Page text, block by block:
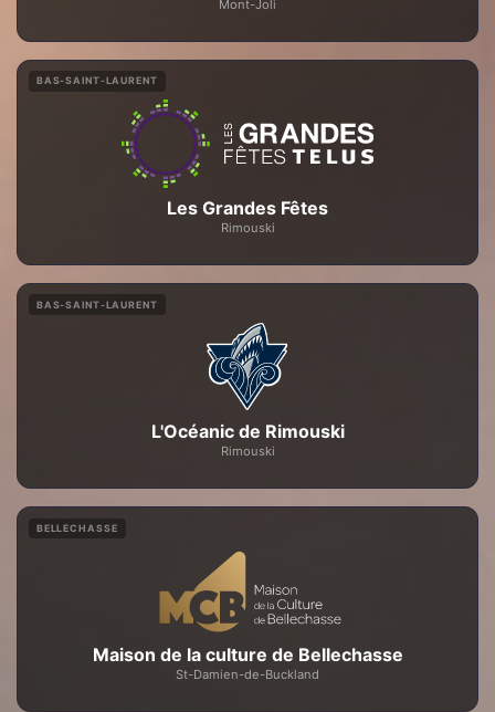
Mont-Joli
BAS-SAINT-LAURENT
Les Grandes Fêtes
Rimouski
BAS-SAINT-LAURENT
L'Océanic de Rimouski
Rimouski
BELLECHASSE
Maison de la culture de Bellechasse
St-Damien-de-Buckland